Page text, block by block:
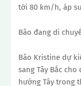
tới 80 km/h, áp
Bão đang di
Bão Kristine dự
sang Tây Bắc
hướng Tây trong